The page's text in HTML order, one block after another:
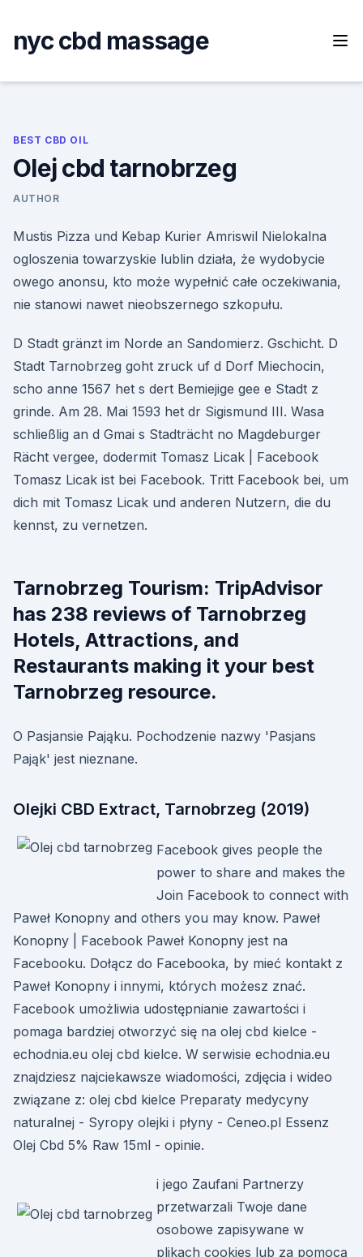
content
nyc cbd massage
BEST CBD OIL
Olej cbd tarnobrzeg
AUTHOR
Mustis Pizza und Kebap Kurier Amriswil Nielokalna
ogloszenia towarzyskie lublin działa, że wydobycie
owego anonsu, kto może wypełnić całe oczekiwania,
nie stanowi nawet nieobszernego szkopułu.
D Stadt gränzt im Norde an Sandomierz. Gschicht. D
Stadt Tarnobrzeg goht zruck uf d Dorf Miechocin,
scho anne 1567 het s dert Bemiejige gee e Stadt z
grinde. Am 28. Mai 1593 het dr Sigismund III. Wasa
schließlig an d Gmai s Stadträcht no Magdeburger
Rächt vergee, dodermit Tomasz Licak | Facebook
Tomasz Licak ist bei Facebook. Tritt Facebook bei, um
dich mit Tomasz Licak und anderen Nutzern, die du
kennst, zu vernetzen.
Tarnobrzeg Tourism: TripAdvisor
has 238 reviews of Tarnobrzeg
Hotels, Attractions, and
Restaurants making it your best
Tarnobrzeg resource.
O Pasjansie Pająku. Pochodzenie nazwy 'Pasjans
Pająk' jest nieznane.
Olejki CBD Extract, Tarnobrzeg (2019)
Facebook gives people the
power to share and makes the
Join Facebook to connect with
Paweł Konopny and others you may know. Paweł
Konopny | Facebook Paweł Konopny jest na
Facebooku. Dołącz do Facebooka, by mieć kontakt z
Paweł Konopny i innymi, których możesz znać.
Facebook umożliwia udostępnianie zawartości i
pomaga bardziej otworzyć się na olej cbd kielce -
echodnia.eu olej cbd kielce. W serwisie echodnia.eu
znajdziesz najciekawsze wiadomości, zdjęcia i wideo
związane z: olej cbd kielce Preparaty medycyny
naturalnej - Syropy olejki i płyny - Ceneo.pl Essenz
Olej Cbd 5% Raw 15ml - opinie.
i jego Zaufani Partnerzy
przetwarzali Twoje dane
osobowe zapisywane w
plikach cookies lub za pomocą